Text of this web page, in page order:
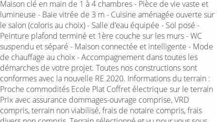
Maison clé en main de 1 à 4 chambres - Pièce de vie vaste et
lumineuse - Baie vitrée de 3 m - Cuisine aménagée ouverte sur
le salon (coloris au choix) - Salle d’eau équipée - Sol posé -
Peinture plafond terminé et 1ère couche sur les murs - WC
suspendu et séparé - Maison connectée et intelligente - Mode
de chauffage au choix - Accompagnement dans toutes les
démarches de votre projet. Toutes nos constructions sont
conformes avec la nouvelle RE 2020. Informations du terrain :
Proche commodités Ecole Plat Coffret électrique sur le terrain
Prix avec assurance dommages-ouvrage comprise, VRD
compris, terrain non viabilisé, frais de notaire compris, frais